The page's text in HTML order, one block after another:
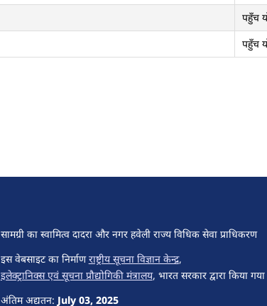
पहुँच
पहुँच
सामग्री का स्वामित्व दादरा और नगर हवेली राज्य विधिक सेवा प्राधिकरण
इस वेबसाइट का निर्माणराष्ट्रीय सूचना विज्ञान केन्द्र,
इलेक्ट्रानिक्स एवं सूचना प्रौद्योगिकी मंत्रालय, भारत सरकार द्वारा किया गया
अंतिम अद्यतन: July 03, 2025